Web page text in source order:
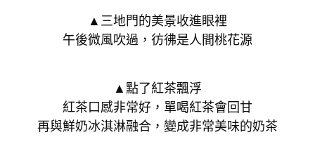
▲三地門的美景收進眼裡
午後微風吹過，彷彿是人間桃花源
▲點了紅茶飄浮
紅茶口感非常好，單喝紅茶會回甘
再與鮮奶冰淇淋融合，變成非常美味的奶茶